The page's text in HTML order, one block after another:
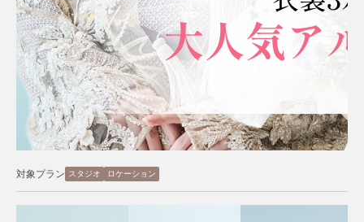
対象プラン スタジオ ロケーション